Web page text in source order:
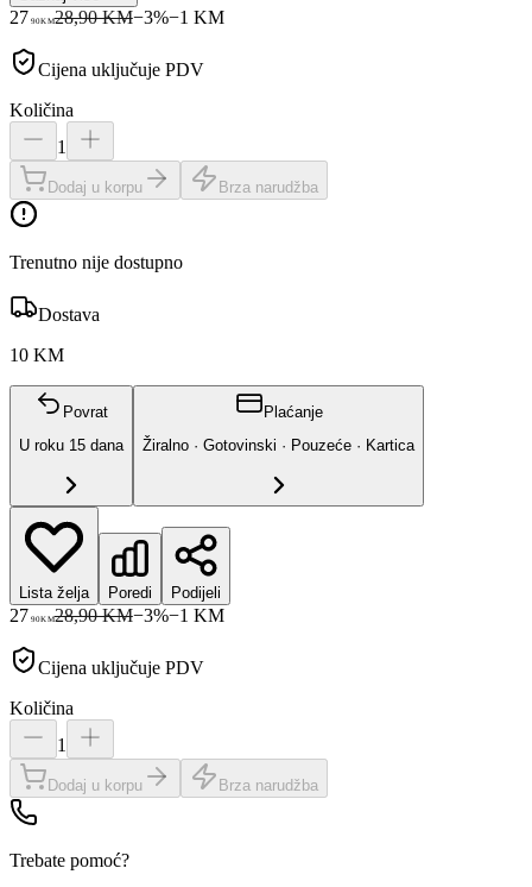
27 90KM28,90 KM−3%−1 KM
Cijena uključuje PDV
Količina
1
Dodaj u korpu Brza narudžba
Trenutno nije dostupno
Dostava
10 KM
Povrat
U roku 15 dana
Plaćanje
Žiralno · Gotovinski · Pouzeće · Kartica
Lista želja Poredi Podijeli
27 90KM28,90 KM−3%−1 KM
Cijena uključuje PDV
Količina
1
Dodaj u korpu Brza narudžba
Trebate pomoć?